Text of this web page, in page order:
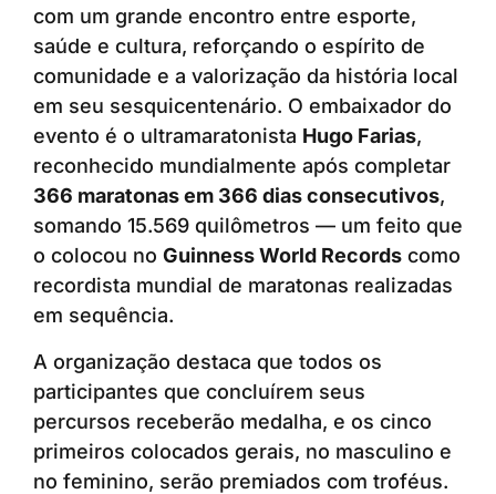
com um grande encontro entre esporte,
saúde e cultura, reforçando o espírito de
comunidade e a valorização da história local
em seu sesquicentenário. O embaixador do
evento é o ultramaratonista Hugo Farias,
reconhecido mundialmente após completar
366 maratonas em 366 dias consecutivos,
somando 15.569 quilômetros — um feito que
o colocou no Guinness World Records como
recordista mundial de maratonas realizadas
em sequência.
A organização destaca que todos os
participantes que concluírem seus
percursos receberão medalha, e os cinco
primeiros colocados gerais, no masculino e
no feminino, serão premiados com troféus.